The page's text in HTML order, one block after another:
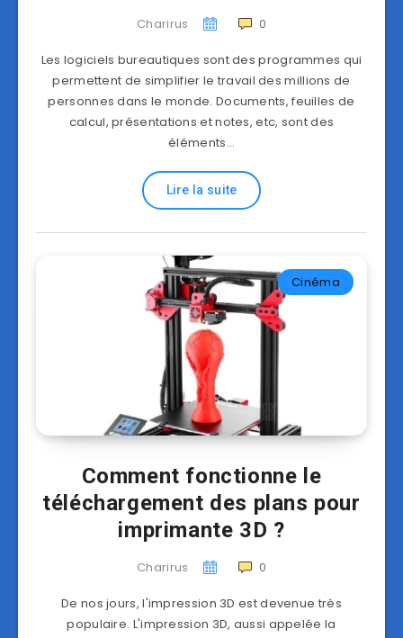
Charirus 0
Les logiciels bureautiques sont des programmes qui
permettent de simplifier le travail des millions de
personnes dans le monde. Documents, feuilles de
calcul, présentations et notes, etc, sont des
éléments…
Lire la suite
Cinéma
Comment fonctionne le
téléchargement des plans pour
imprimante 3D ?
Charirus 0
De nos jours, l'impression 3D est devenue très
populaire. L'impression 3D, aussi appelée la